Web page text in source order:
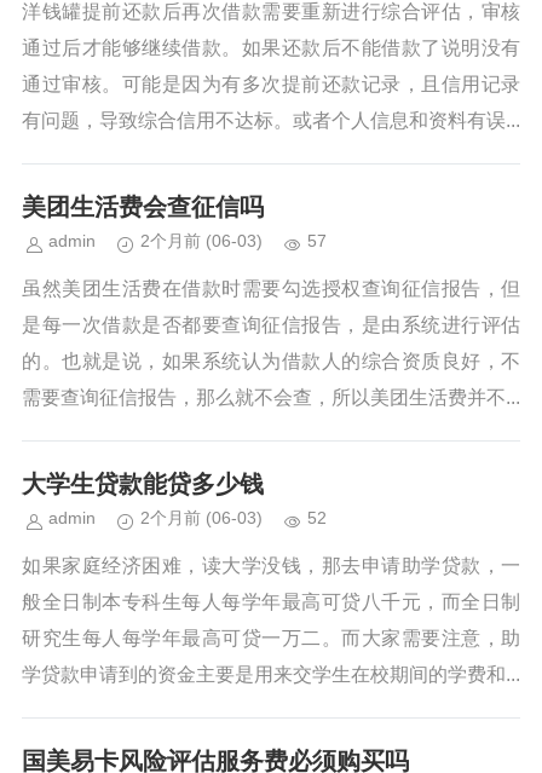
洋钱罐提前还款后再次借款需要重新进行综合评估，审核
通过后才能够继续借款。如果还款后不能借款了说明没有
通过审核。可能是因为有多次提前还款记录，且信用记录
有问题，导致综合信用不达标。或者个人信息和资料有误...
美团生活费会查征信吗
admin 2个月前 (06-03) 57
虽然美团生活费在借款时需要勾选授权查询征信报告，但
是每一次借款是否都要查询征信报告，是由系统进行评估
的。也就是说，如果系统认为借款人的综合资质良好，不
需要查询征信报告，那么就不会查，所以美团生活费并不...
大学生贷款能贷多少钱
admin 2个月前 (06-03) 52
如果家庭经济困难，读大学没钱，那去申请助学贷款，一
般全日制本专科生每人每学年最高可贷八千元，而全日制
研究生每人每学年最高可贷一万二。而大家需要注意，助
学贷款申请到的资金主要是用来交学生在校期间的学费和...
国美易卡风险评估服务费必须购买吗